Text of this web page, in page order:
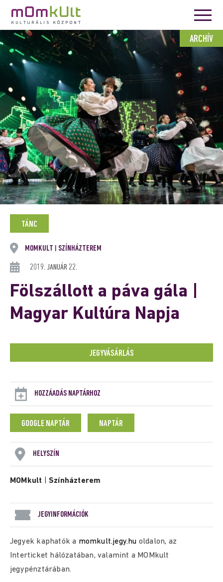
ARCHÍV
TÁNC
MOMKULT SZÍNHÁZTEREM
2019. JANUÁR 22.
Fölszállott a páva gála |
Magyar Kultúra Napja
JEGYVÁSÁRLÁS
HOZZÁADÁS NAPTÁRHOZ
GOOGLE NAPTÁR NAPTÁR
HELYSZÍN
MOMkult |Színházterem
JEGYINFORMÁCIÓK
Jegyek kaphatók a momkult.jegy.hu oldalon, az
Interticket hálózatában, valamint a MOMkult
jegypénztárában.